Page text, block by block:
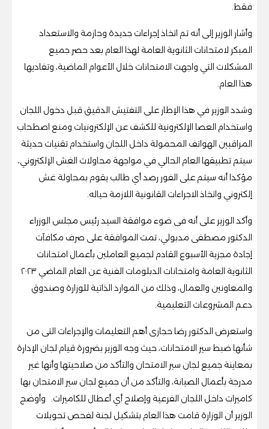
فقط.
وأشار الوزير إلى أنه تم اتخاذ إجراءات جديدة وحازمة والاستعداد
المبكر لامتحانات الثانوية العامة لهذا العام بعد حصر جميع
المشكلات التي واجهت الامتحانات خلال الأعوام الماضية، وتفاديها
هذا العام.
وشدد الوزير في هذا الإطار على التفتيش الدقيق قبل دخول اللجان
واستخدام العصا الإلكترونية للكشف عن الإلكترونيات ومنع اصطحاب
المراقبين الهواتف المحمولة داخل اللجان واستخدام تقنيات حديثة
سيتم تطبيقها العام الحالي في مواجهة محاولات الغش الإلكتروني،
مؤكدا أنه سيتم على الفور رصد أي طالب يقوم بمحاولة غش
إلكتروني واتخاذ الاجراءات القانونية اللازمة حياله.
وأكد الوزير على أنه فى ضوء موافقة السيد رئيس مجلس الوزراء
الدكتور مصطفى مدبولي، تمت الموافقة على صرف مكافآت
إجادة مجزية الأسبوع القادم لجميع العاملين بأعمال امتحانات
الثانوية العامة وامتحانات الدبلومات الفنية عن العام الماضي ٢٠٢٣
والمعاونين والعمال، وذلك من الموارد الذاتية للوزارة وصندوق
دعم المشروعات التعليمية.
واستعرض الدكتور رضا حجازى أهم التعليمات والإجراءات التى من
شأنها ضبط سير الامتحانات، حيث وجه الوزير بضرورة قيام لجان الإدارة
بمعاينة جميع لجان سير الامتحان والتأكد من صلاحيتها وأنها غير
مدرجة بأعمال الصيانة، والتأكد من أن جميع لجان سير الامتحان بها
كاميرات داخل اللجان الفرعية وإصلاح أي أعطال للكاميرات. وأوضح
الوزير أن الوزارة قامت هذا العام بتشكيل لجنة لفحص تحويلات